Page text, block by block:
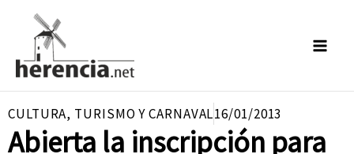
contenido
CULTURA, TURISMO Y CARNAVAL16/01/2013
Abierta la inscripción para